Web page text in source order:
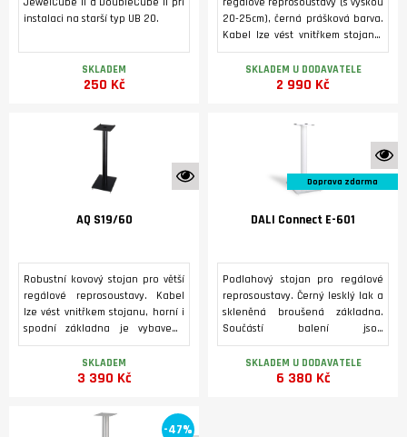
instalaci na starší typ UB 20.
SKLADEM
250 Kč
20-25cm), černá prášková barva.
Kabel lze vést vnitřkem stojanu,
horní i spodní základna je
vybavena hroty.2 stojany v
SKLADEM U DODAVATELE
2 990 Kč
K vidění ve studiu
AQ S19/60
Robustní kovový stojan pro větší
regálové reprosoustavy. Kabel
lze vést vnitřkem stojanu, horní i
spodní základna je vybavena
hroty. 2 stojany v balení.
SKLADEM
3 390 Kč
Doprava zdarma
DALI Connect E-601
Podlahový stojan pro regálové
reprosoustavy. Černý lesklý lak a
skleněná broušená základna.
Součástí balení jsou
odhmotňovací hroty a gumové
nožičky.SKLADEM U DODAVATELE
6 380 Kč
-47%